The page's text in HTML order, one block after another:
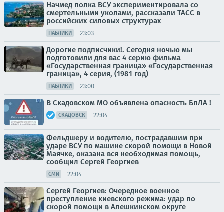
Начмед полка ВСУ экспериментировала со
смертельными уколами, рассказали ТАСС в
российских силовых структурах
ПАБЛИКИ 23:03
Дорогие подписчики!. Сегодня ночью мы
подготовили для вас 4 серию фильма
«Государственная граница» «Государственная
граница», 4 серия, (1981 год)
ПАБЛИКИ 23:00
В Скадовском МО объявлена опасность БпЛА !
СКАДОВСК 22:04
Фельдшеру и водителю, пострадавшим при
ударе ВСУ по машине скорой помощи в Новой
Маячке, оказана вся необходимая помощь,
сообщил Сергей Георгиев
СМИ 22:04
Сергей Георгиев: Очередное военное
преступление киевского режима: удар по
скорой помощи в Алешкинском округе